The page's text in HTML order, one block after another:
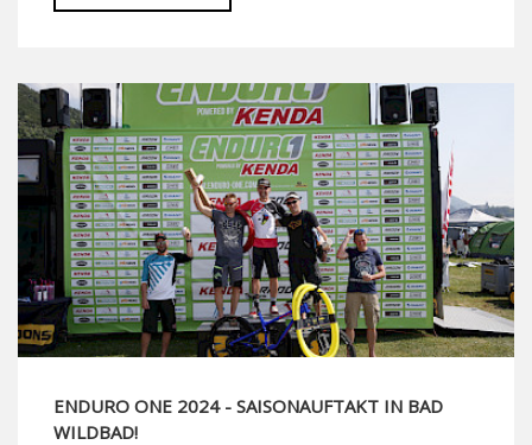
ENDURO ONE 2024 - SAISONAUFTAKT IN BAD
WILDBAD!